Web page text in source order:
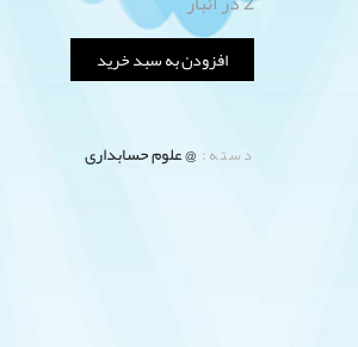
افزودن به سبد خرید
دسته: @ علوم حسابداری